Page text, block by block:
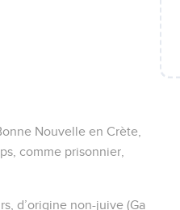
Nouvelle en Crète,
comme prisonnier,
d’origine non-juive (Ga